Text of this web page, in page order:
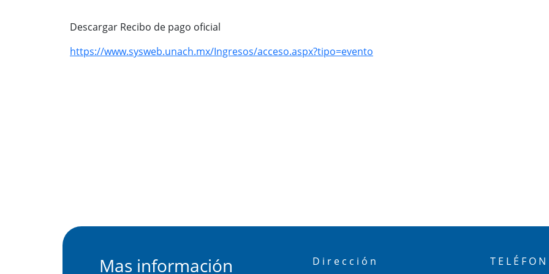
Descargar Recibo de pago oficial
https://www.sysweb.unach.mx/Ingresos/acceso.aspx?tipo=evento
Mas información Dirección